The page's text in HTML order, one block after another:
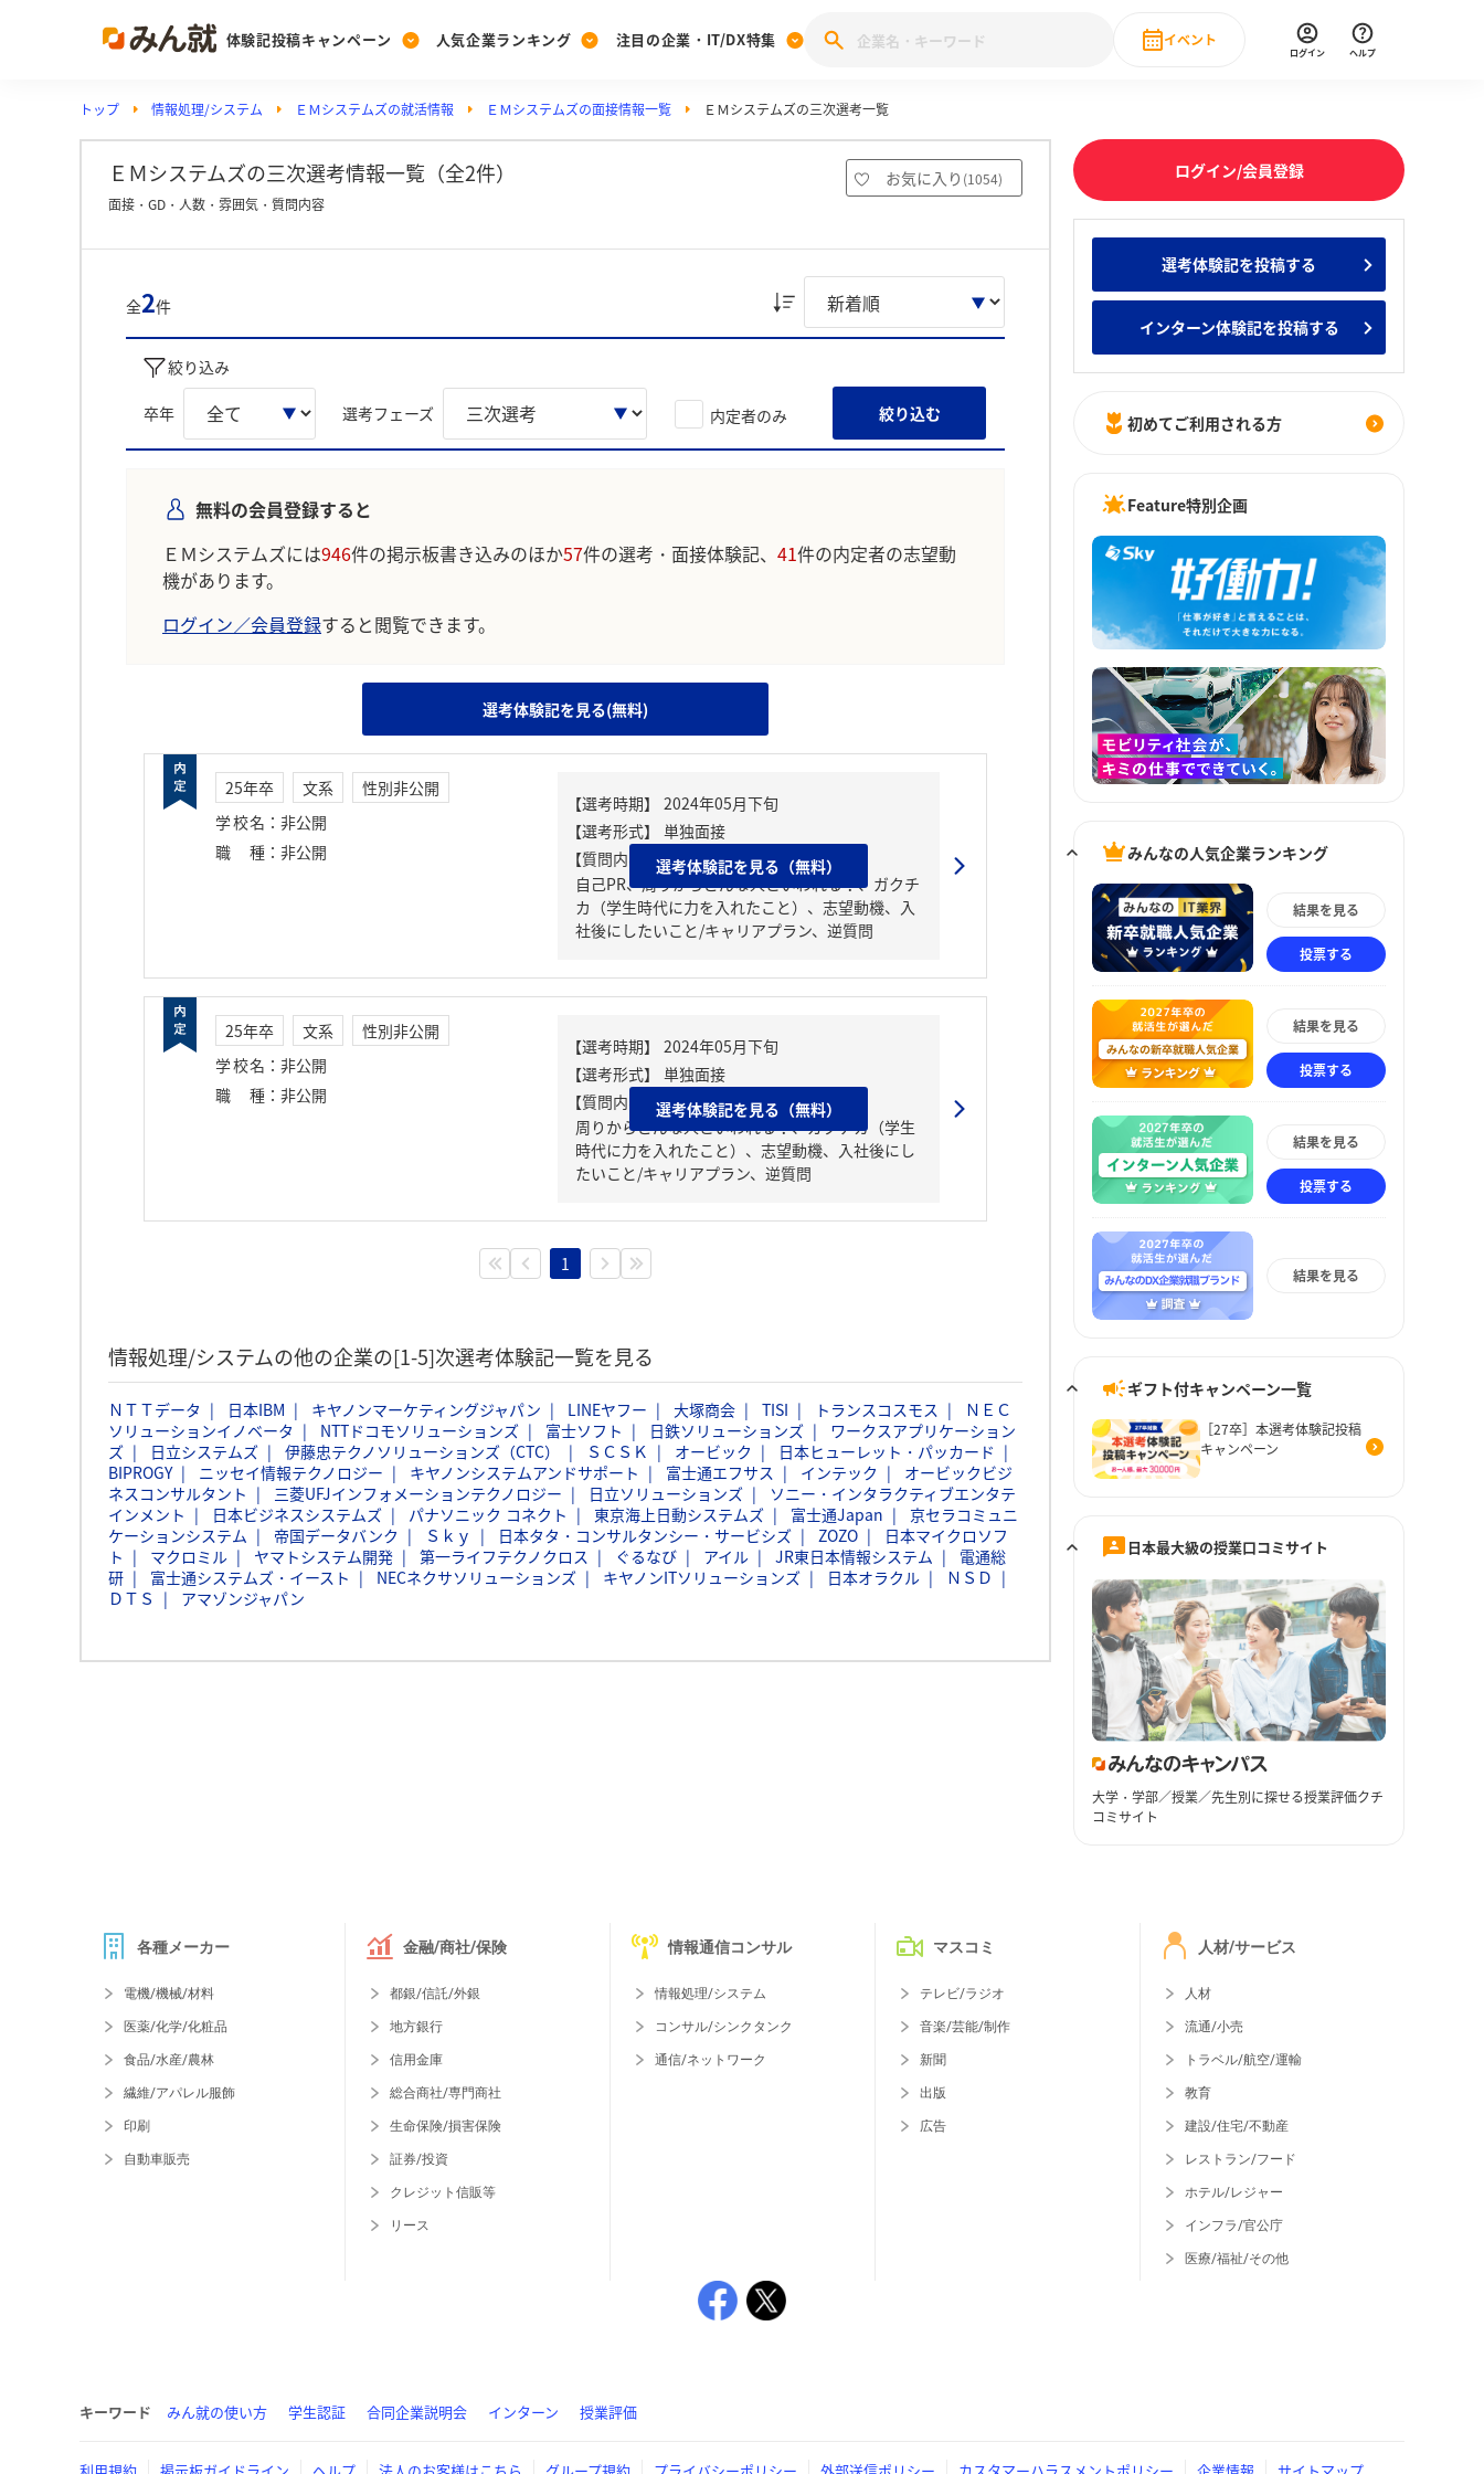
体験記投稿キャンペーン
Post
投稿する
[27卒] 本選考体験記投稿キャンペーン
人気企業ランキング
Ranking
ランキングを見る
Vote みんなの新卒就職人気企業ランキング みんなのインターン人気企業ランキ
注目の企業・IT/DX特集
PickUp
注目の企業特集
28卒 IT・DX現場社員インタビュー
イベント
直近のイベント一覧
ログイン ヘルプ
トップ 情報処理/システム ＥＭシステムズの就活情報 ＥＭシステムズの面接情報一覧 ＥＭシステムズの三次選考一覧
ＥＭシステムズの三次選考情報一覧（全2件） お気に入り (1054)
面接・GD・人数・雰囲気・質問内容
全2件
絞り込み
卒年 選考フェーズ 内定者のみ 絞り込む
無料の会員登録すると
ＥＭシステムズには946件の掲示板書き込みのほか57件の選考・面接体験記、 41件の内定者の志望動
機があります。
ログイン／会員登録すると閲覧できます。
選考体験記を見る(無料)
25年卒 文系
性別非公開
学校名 ： 非公開
職種 ： 非公開
【質問内容・課題】
自己PR、周りからどんな人といわれる？、ガクチ
カ（学生時代に力を入れたこと）、志望動機、入
社後にしたいこと/キャリアプラン、逆質問
選考体験記を見る（無料）
25年卒 文系
性別非公開
学校名 ： 非公開
職種 ： 非公開
【質問内容・課題】
周りからどんな人といわれる？、ガクチカ（学生
時代に力を入れたこと）、志望動機、入社後にし
たいこと/キャリアプラン、逆質問
選考体験記を見る（無料）
1
情報処理/システムの他の企業の[1-5]次選考体験記一覧を見る
ＮＴＴデータ 日本IBM キヤノンマーケティングジャパン LINEヤフー 大塚商会 TISI トランスコスモス
ＮＥＣ
ソリューションイノベータ
NTTドコモソリューションズ 富士ソフト 日鉄ソリューションズ
ワークスアプリケーション
ズ
日立システムズ 伊藤忠テクノソリューションズ（CTC） ＳＣＳＫ オービック
日本ヒューレット・パッカード
BIPROGY
ニッセイ情報テクノロジー キヤノンシステムアンドサポート 富士通エフサス インテック
オービックビジ
ネスコンサルタント
三菱UFJインフォメーションテクノロジー 日立ソリューションズ
ソニー・インタラクティブエンタテ
インメント
日本ビジネスシステムズ パナソニック コネクト 東京海上日動システムズ 富士通Japan
京セラコミュニ
ケーションシステム
帝国データバンク Ｓｋｙ 日本タタ・コンサルタンシー・サービシズ ZOZO
日本マイクロソフ
ト
マクロミル ヤマトシステム開発 第一ライフテクノクロス ぐるなび アイル JR東日本情報システム
電通総
研
富士通システムズ・イースト NECネクサソリューションズ キヤノンITソリューションズ 日本オラクル
ＮＳＤ
ＤＴＳ
アマゾンジャパン
ログイン/会員登録
選考体験記を投稿する
インターン体験記を投稿する
初めてご利用される方
Feature特別企画
みんなの人気企業ランキング
結果を見る
投票する
結果を見る
投票する
結果を見る
投票する
結果を見る
ギフト付キャンペーン一覧
［27卒］本選考体験記投稿
キャンペーン
日本最大級の授業口コミサイト
大学・学部／授業／先生別に探せる授業評価クチ
コミサイト
各種メーカー
電機/機械/材料
医薬/化学/化粧品
食品/水産/農林
繊維/アパレル服飾
印刷
自動車販売
金融/商社/保険
都銀/信託/外銀
地方銀行
信用金庫
総合商社/専門商社
生命保険/損害保険
証券/投資
クレジット信販等
リース
情報通信コンサル
情報処理/システム
コンサル/シンクタンク
通信/ネットワーク
マスコミ
テレビ/ラジオ
音楽/芸能/制作
新聞
出版
広告
人材/サービス
人材
流通/小売
トラベル/航空/運輸
教育
建設/住宅/不動産
レストラン/フード
ホテル/レジャー
インフラ/官公庁
医療/福祉/その他
キーワード みん就の使い方 学生認証 合同企業説明会 インターン 授業評価